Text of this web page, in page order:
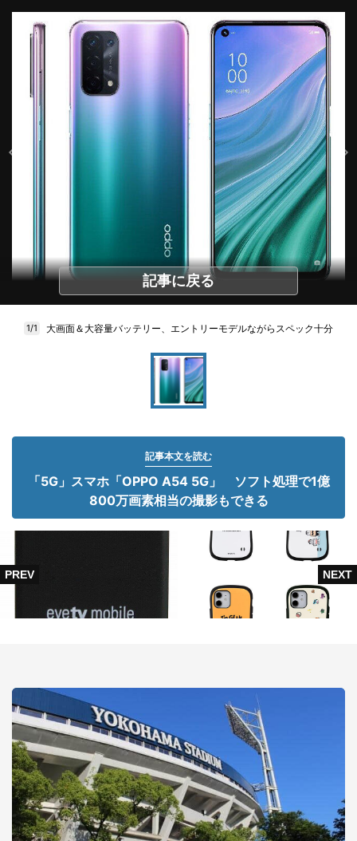
記事に戻る
1/1 大画面＆大容量バッテリー、エントリーモデルながらスペック十分
記事本文を読む
「5G」スマホ「OPPO A54 5G」 ソフト処理で1億
800万画素相当の撮影もできる